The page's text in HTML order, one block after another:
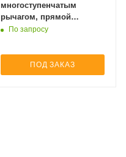
многоступенчатым
рычагом, прямой
длинный рез MA431
По запросу
ПОД ЗАКАЗ